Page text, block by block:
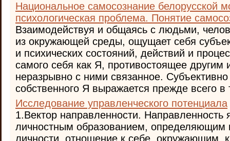
Национальное самосознание белорусской
психологическая проблема. Понятие
Взаимодействуя и общаясь с людьми,
из окружающей среды, ощущает себя
и психических состояний, действий и
самого себя как Я, противостоящее другим
неразрывно с ними связанное.
собственного Я выражается прежде всего в
Исследование управленческого потенциала
1.Вектор направленности. Направленность
личностным образованием, определяющим
личности, отношение к себе, окружающим,